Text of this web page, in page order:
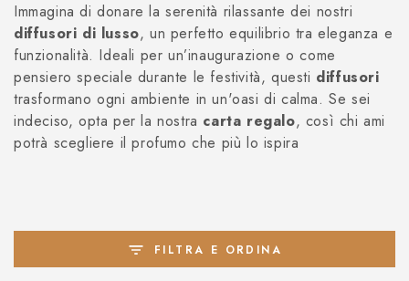
Immagina di donare la serenità rilassante dei nostri
diffusori di lusso, un perfetto equilibrio tra eleganza e
funzionalità. Ideali per un’inaugurazione o come
pensiero speciale durante le festività, questi diffusori
trasformano ogni ambiente in un'oasi di calma. Se sei
indeciso, opta per la nostra carta regalo, così chi ami
potrà scegliere il profumo che più lo ispira
FILTRA E ORDINA